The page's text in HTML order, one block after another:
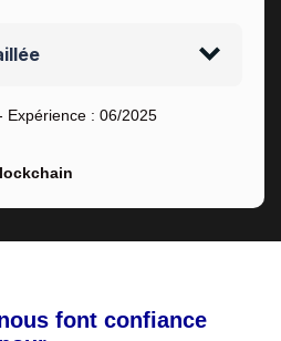
Expérience : 06/2025
font confiance